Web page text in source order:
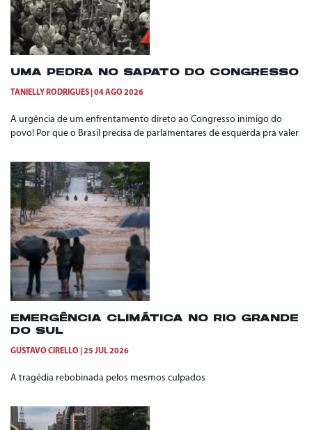
UMA PEDRA NO SAPATO DO CONGRESSO
TANIELLY RODRIGUES 04 AGO 2026
A urgência de um enfrentamento direto ao Congresso inimigo do
povo! Por que o Brasil precisa de parlamentares de esquerda pra valer
EMERGÊNCIA CLIMÁTICA NO RIO GRANDE
DO SUL
GUSTAVO CIRELLO 25 JUL 2026
A tragédia rebobinada pelos mesmos culpados